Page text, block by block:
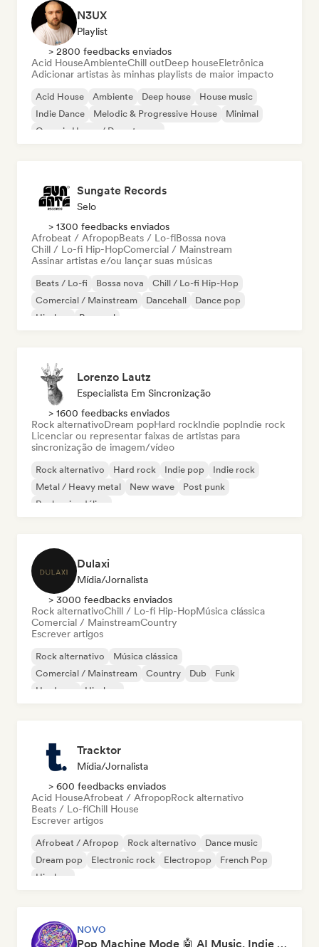
N3UX
Playlist
> 2800 feedbacks enviados
Acid HouseAmbienteChill outDeep houseEletrônica
Adicionar artistas às minhas playlists de maior impacto
Acid House Ambiente Deep house
House music
Indie Dance
Melodic & Progressive House
Minimal
Organic House / Downtempo
Sungate Records
Selo
> 1300 feedbacks enviados
Afrobeat / AfropopBeats / Lo-fiBossa nova
Chill / Lo-fi Hip-HopComercial / Mainstream
Assinar artistas e/ou lançar suas músicas
Beats / Lo-fi Bossa nova
Chill / Lo-fi Hip-Hop
Comercial / Mainstream
Dancehall
Dance pop
Hip-hop
Pop soul
Lorenzo Lautz
Especialista Em Sincronização
> 1600 feedbacks enviados
Rock alternativoDream popHard rockIndie popIndie rock
Licenciar ou representar faixas de artistas para
sincronização de imagem/vídeo
Rock alternativo Hard rock Indie pop
Indie rock
Metal / Heavy metal
New wave
Post punk
Rock psicodélico
Dulaxi
Mídia/Jornalista
> 3000 feedbacks enviados
Rock alternativoChill / Lo-fi Hip-HopMúsica clássica
Comercial / MainstreamCountry
Escrever artigos
Rock alternativo
Música clássica
Comercial / Mainstream
Country Dub
Funk
Hardcore
Hip-hop
Tracktor
Mídia/Jornalista
> 600 feedbacks enviados
Acid HouseAfrobeat / AfropopRock alternativo
Beats / Lo-fiChill House
Escrever artigos
Afrobeat / Afropop Rock alternativo
Dance music
Dream pop
Electronic rock Electropop
French Pop
Hip-hop
NOVO
Pop Machine Mode 🤖 AI Music, Indie Pop & Dream Pop